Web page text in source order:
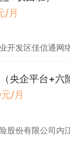
/月
开发区佳信通网
/月
股份有限公司内